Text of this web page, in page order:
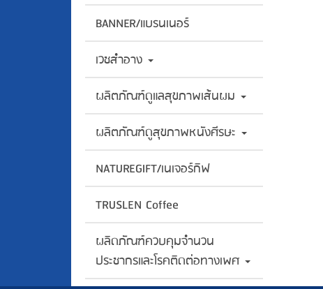
BANNER/แบรนเนอร์
เวชสำอาง
ผลิตภัณฑ์ดูแลสุขภาพเส้นผม
ผลิตภัณฑ์ดูสุขภาพหนังศีรษะ
NATUREGIFT/เนเจอร์กิฟ
TRUSLEN Coffee
ผลิดภัณฑ์ควบคุมจำนวน
ประชากรและโรคติดต่อทางเพศ